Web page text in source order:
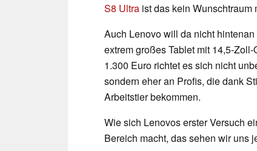
S8 Ultra ist das kein Wunschtraum
Auch Lenovo will da nicht
extrem großes Tablet mit 14,5-
1.300 Euro richtet es sich nicht
sondern eher an Profis, die dank
Arbeitstier bekommen.
Wie sich Lenovos erster Versuch
Bereich macht, das sehen wir uns